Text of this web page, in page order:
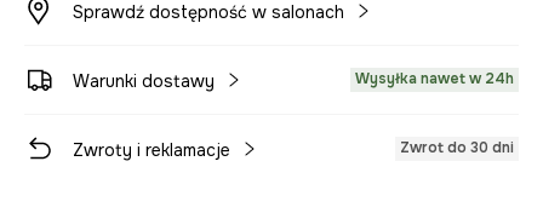
Sprawdź dostępność w salonach
Warunki dostawy Wysyłka nawet w 24h
Zwroty i reklamacje Zwrot do 30 dni